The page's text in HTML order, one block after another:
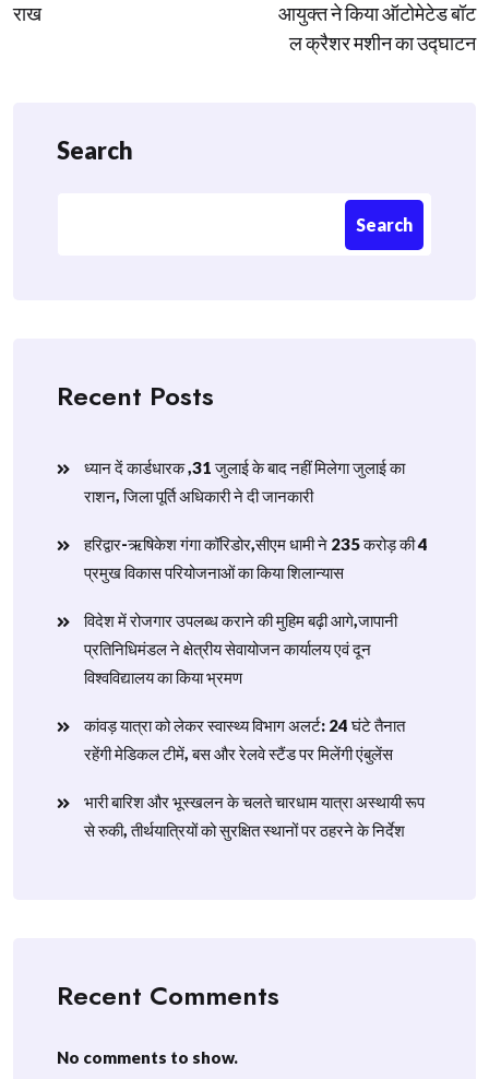
राख
आयुक्त ने किया ऑटोमेटेड बॉट
ल क्रैशर मशीन का उद्घाटन
Search
Search
Recent Posts
ध्यान दें कार्डधारक ,31 जुलाई के बाद नहीं मिलेगा जुलाई का
राशन, जिला पूर्ति अधिकारी ने दी जानकारी
हरिद्वार-ऋषिकेश गंगा कॉरिडोर,सीएम धामी ने 235 करोड़ की 4
प्रमुख विकास परियोजनाओं का किया शिलान्यास
विदेश में रोजगार उपलब्ध कराने की मुहिम बढ़ी आगे,जापानी
प्रतिनिधिमंडल ने क्षेत्रीय सेवायोजन कार्यालय एवं दून
विश्वविद्यालय का किया भ्रमण
​कांवड़ यात्रा को लेकर स्वास्थ्य विभाग अलर्ट: 24 घंटे तैनात
रहेंगी मेडिकल टीमें, बस और रेलवे स्टैंड पर मिलेंगी एंबुलेंस
​भारी बारिश और भूस्खलन के चलते चारधाम यात्रा अस्थायी रूप
से रुकी, तीर्थयात्रियों को सुरक्षित स्थानों पर ठहरने के निर्देश
Recent Comments
No comments to show.